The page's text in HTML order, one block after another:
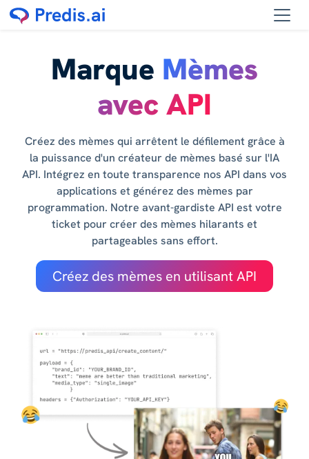
Marque Mèmes
avec API
Créez des mèmes qui arrêtent le défilement grâce à
la puissance d'un créateur de mèmes basé sur l'IA
API. Intégrez en toute transparence nos API dans vos
applications et générez des mèmes par
programmation. Notre avant-gardiste API est votre
ticket pour créer des mèmes hilarants et
partageables sans effort.
Créez des mèmes en utilisant API